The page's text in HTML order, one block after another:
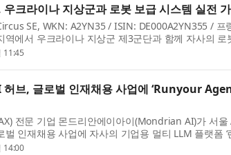
우크라이나 지상군과 로봇 보급 시스템 실전
SE, WKN: A2YN35 / ISIN: DE000A2YN355 / 프
역에서 우크라이나 지상군 제3군단과 함께 자사의 로
전 가동한다고 발표했다. 이는 실제 분쟁 환경에서 자
11:45
허브, 글로벌 인재채용 사업에 ‘Runyour
전문 기업 몬드리안에이아이(Mondrian AI)가 서울
벌 인재채용 사업에 자사의 기업용 멀티 LLM 플랫폼 ‘
Agent)’를 공급했다. 이번 도입은 서울시와
14:00